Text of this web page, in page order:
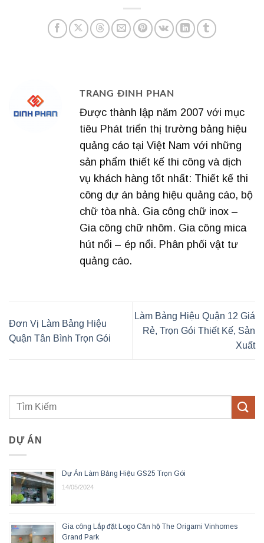
TRANG ĐINH PHAN
Được thành lập năm 2007 với mục
tiêu Phát triển thị trường bảng hiệu
quảng cáo tại Việt Nam với những
sản phẩm thiết kế thi công và dịch
vụ khách hàng tốt nhất: Thiết kế thi
công dự án bảng hiệu quảng cáo, bộ
chữ tòa nhà. Gia công chữ inox –
Gia công chữ nhôm. Gia công mica
hút nổi – ép nổi. Phân phối vật tư
quảng cáo.
Đơn Vị Làm Bảng Hiệu
Quận Tân Bình Trọn Gói
Làm Bảng Hiệu Quận 12 Giá
Rẻ, Trọn Gói Thiết Kế, Sản
Xuất
DỰ ÁN
Dự Án Làm Bảng Hiệu GS25 Trọn Gói
14/05/2024
Gia công Lắp đặt Logo Căn hộ The Origami Vinhomes
Grand Park